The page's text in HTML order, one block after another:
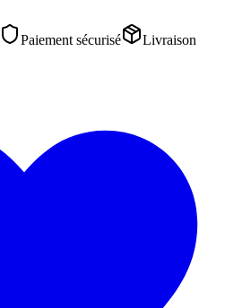
Paiement sécurisé
Livraison